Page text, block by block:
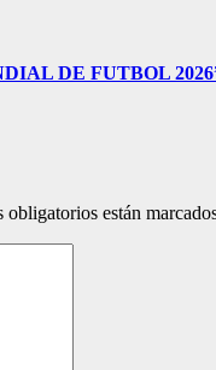
DE FUTBOL
obligatorios están